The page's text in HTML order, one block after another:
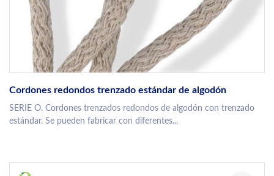
Cordones redondos trenzado estándar de algodón
SERIE O. Cordones trenzados redondos de algodón con trenzado
estándar. Se pueden fabricar con diferentes...